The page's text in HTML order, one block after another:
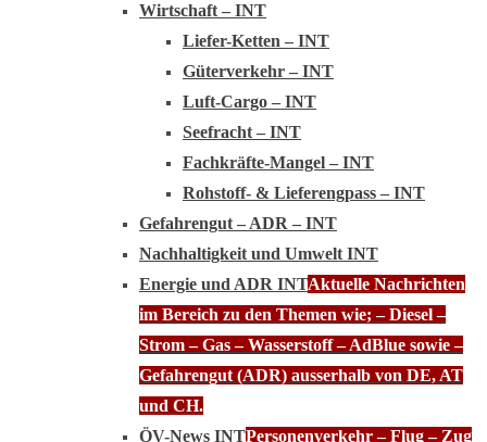
Wirtschaft – INT
Liefer-Ketten – INT
Güterverkehr – INT
Luft-Cargo – INT
Seefracht – INT
Fachkräfte-Mangel – INT
Rohstoff- & Lieferengpass – INT
Gefahrengut – ADR – INT
Nachhaltigkeit und Umwelt INT
Energie und ADR INTAktuelle Nachrichten
im Bereich zu den Themen wie; – Diesel –
Strom – Gas – Wasserstoff – AdBlue sowie –
Gefahrengut (ADR) ausserhalb von DE, AT
und CH.
ÖV-News INTPersonenverkehr – Flug – Zug